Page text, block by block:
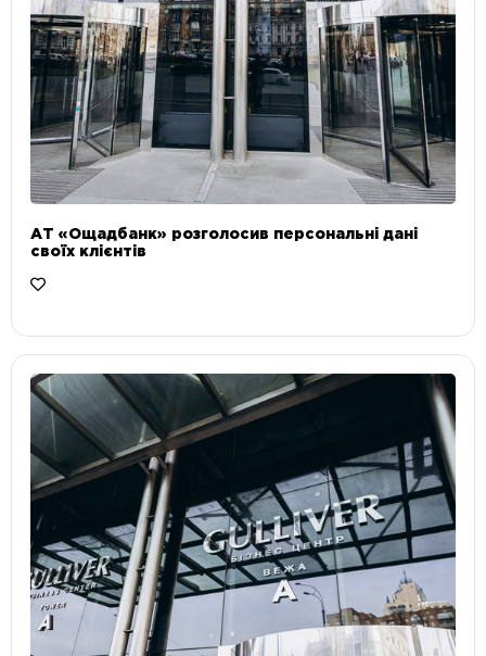
АТ «Ощадбанк» розголосив персональні дані
своїх клієнтів